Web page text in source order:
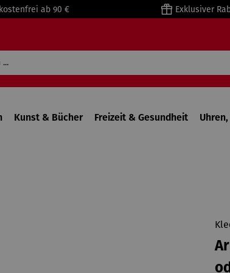
ab 90 € Exklusiver
Kunst & Bücher Freizeit & Gesundheit